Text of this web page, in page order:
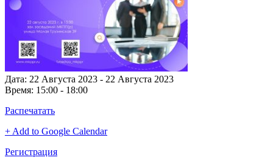
Дата: 22 Августа 2023 - 22 Августа 2023
Время: 15:00 - 18:00
Распечатать
+ Add to Google Calendar
Регистрация